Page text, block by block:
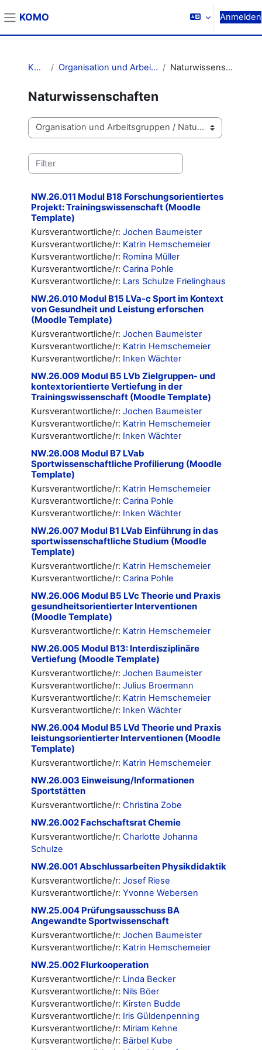
KOMO Anmelden
Kurse Organisation und Arbeitsgruppen Naturwissenschaften
Naturwissenschaften
Kursbereiche
Kurse suchen
NW.26.011 Modul B18 Forschungsorientiertes
Projekt: Trainingswissenschaft (Moodle
Template)
Kursverantwortliche/r: Jochen Baumeister
Kursverantwortliche/r: Katrin Hemschemeier
Kursverantwortliche/r: Romina Müller
Kursverantwortliche/r: Carina Pohle
Kursverantwortliche/r: Lars Schulze Frielinghaus
NW.26.010 Modul B15 LVa-c Sport im Kontext
von Gesundheit und Leistung erforschen
(Moodle Template)
Kursverantwortliche/r: Jochen Baumeister
Kursverantwortliche/r: Katrin Hemschemeier
Kursverantwortliche/r: Inken Wächter
NW.26.009 Modul B5 LVb Zielgruppen- und
kontextorientierte Vertiefung in der
Trainingswissenschaft (Moodle Template)
Kursverantwortliche/r: Jochen Baumeister
Kursverantwortliche/r: Katrin Hemschemeier
Kursverantwortliche/r: Inken Wächter
NW.26.008 Modul B7 LVab
Sportwissenschaftliche Profilierung (Moodle
Template)
Kursverantwortliche/r: Katrin Hemschemeier
Kursverantwortliche/r: Carina Pohle
Kursverantwortliche/r: Inken Wächter
NW.26.007 Modul B1 LVab Einführung in das
sportwissenschaftliche Studium (Moodle
Template)
Kursverantwortliche/r: Katrin Hemschemeier
Kursverantwortliche/r: Carina Pohle
NW.26.006 Modul B5 LVc Theorie und Praxis
gesundheitsorientierter Interventionen
(Moodle Template)
Kursverantwortliche/r: Katrin Hemschemeier
NW.26.005 Modul B13: Interdisziplinäre
Vertiefung (Moodle Template)
Kursverantwortliche/r: Jochen Baumeister
Kursverantwortliche/r: Julius Broermann
Kursverantwortliche/r: Katrin Hemschemeier
Kursverantwortliche/r: Inken Wächter
NW.26.004 Modul B5 LVd Theorie und Praxis
leistungsorientierter Interventionen (Moodle
Template)
Kursverantwortliche/r: Katrin Hemschemeier
NW.26.003 Einweisung/Informationen
Sportstätten
Kursverantwortliche/r: Christina Zobe
NW.26.002 Fachschaftsrat Chemie
Kursverantwortliche/r: Charlotte Johanna
Schulze
NW.26.001 Abschlussarbeiten Physikdidaktik
Kursverantwortliche/r: Josef Riese
Kursverantwortliche/r: Yvonne Webersen
NW.25.004 Prüfungsausschuss BA
Angewandte Sportwissenschaft
Kursverantwortliche/r: Jochen Baumeister
Kursverantwortliche/r: Katrin Hemschemeier
NW.25.002 Flurkooperation
Kursverantwortliche/r: Linda Becker
Kursverantwortliche/r: Nils Böer
Kursverantwortliche/r: Kirsten Budde
Kursverantwortliche/r: Iris Güldenpenning
Kursverantwortliche/r: Miriam Kehne
Kursverantwortliche/r: Bärbel Kube